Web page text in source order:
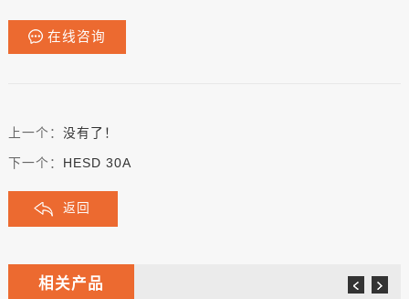
在线咨询
上一个：没有了！
下一个： HESD 30A
返回
相关产品